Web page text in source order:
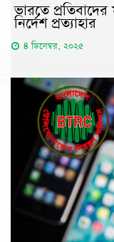
ভারতে
নির্দেশ প্রত্যাহার
৪ ডিসেম্বর, ২০২৫